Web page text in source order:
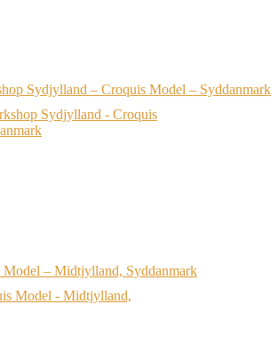
Sydjylland – Croquis Model – Syddanmark
Model – Midtjylland, Syddanmark